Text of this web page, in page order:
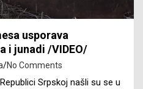
usporava
i junadi /VIDEO/
No Comments
Srpskoj našli su se u